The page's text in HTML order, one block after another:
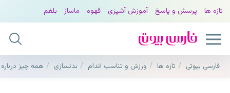
تازه ها پرسش و پاسخ آموزش آشپزی قهوه ماساژ بلغم
فارسی بیوتی تازه ها ورزش و تناسب اندام بدنسازی همه چیز